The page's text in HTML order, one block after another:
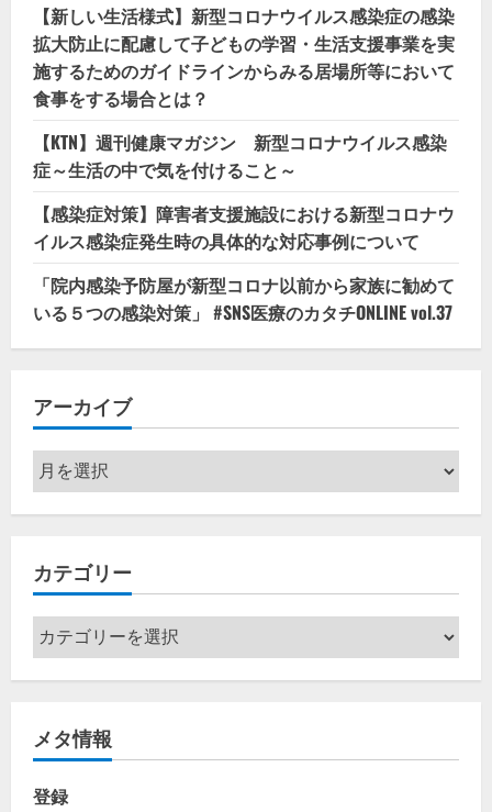
【新しい生活様式】新型コロナウイルス感染症の感染
拡大防止に配慮して子どもの学習・生活支援事業を実
施するためのガイドラインからみる居場所等において
食事をする場合とは？
【KTN】週刊健康マガジン 新型コロナウイルス感染
症～生活の中で気を付けること～
【感染症対策】障害者支援施設における新型コロナウ
イルス感染症発生時の具体的な対応事例について
「院内感染予防屋が新型コロナ以前から家族に勧めて
いる５つの感染対策」 #SNS医療のカタチONLINE vol.37
アーカイブ
ア
ー
カ
ブ
カテゴリー
カ
テ
ゴ
ー
メタ情報
登録